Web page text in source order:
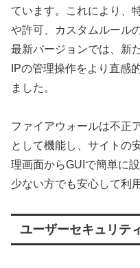
ています。これにより、
や許可、カスタムルール
最新バージョンでは、新
IPの管理操作をより直感
ました。
ファイアウォールは不正
として機能し、サイトの
理画面からGUIで簡単に
少ない方でも安心して利
ユーザーセキュリテ